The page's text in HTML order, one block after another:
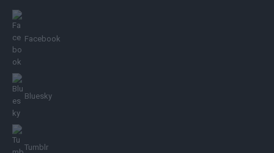
Facebook
Bluesky
Tumblr